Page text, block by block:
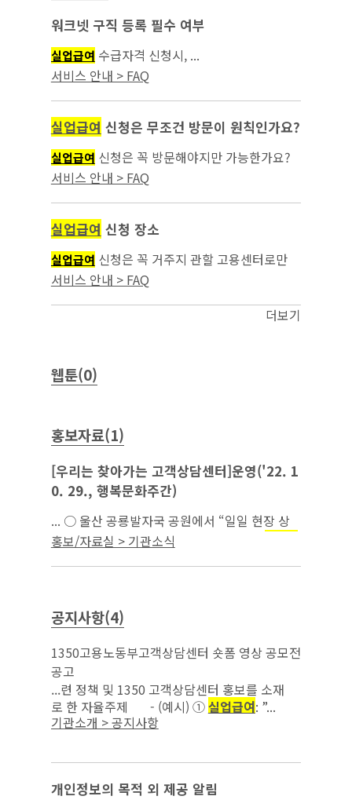
워크넷 구직 등록 필수 여부
실업급여 수급자격 신청시, ...
서비스 안내 > FAQ
실업급여 신청은 무조건 방문이 원칙인가요?
실업급여 신청은 꼭 방문해야지만 가능한가요?
인터넷으로 하는 것은 안되나요?...
서비스 안내 > FAQ
실업급여 신청 장소
실업급여 신청은 꼭 거주지 관할 고용센터로만
가야 하나요?...
서비스 안내 > FAQ
더보기
웹툰(0)
홍보자료(1)
[우리는 찾아가는 고객상담센터]운영('22. 1
0. 29., 행복문화주간)
... ○ 울산 공룡발자국 공원에서 “일일 현장 상
담 접수 창구”를 마련해 시민들을 상대로
홍보/자료실 > 기관소식
공지사항(4)
1350고용노동부고객상담센터 숏폼 영상 공모전
공고
...련 정책 및 1350 고객상담센터 홍보를 소재
로 한 자율주제 - (예시) ①실업급여: ”...
기관소개 > 공지사항
개인정보의 목적 외 제공 알림